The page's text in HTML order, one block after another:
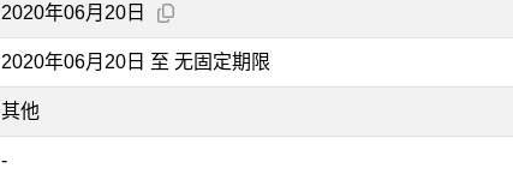
2020年06月20日
2020年06月20日 至 无固定期限
其他
-